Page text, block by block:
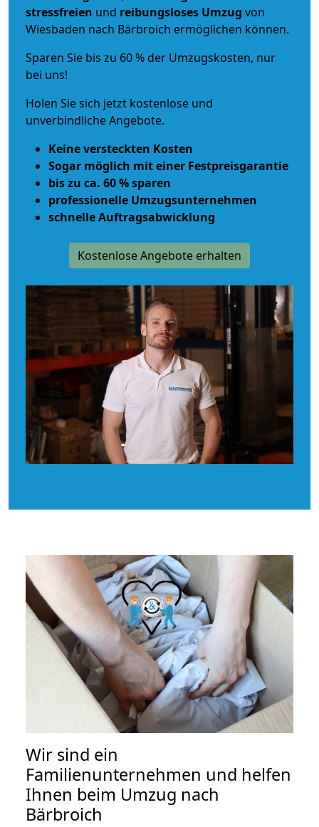
stressfreien und reibungsloses Umzug von
Wiesbaden nach Bärbroich ermöglichen können.
Sparen Sie bis zu 60 % der Umzugskosten, nur
bei uns!
Holen Sie sich jetzt kostenlose und
unverbindliche Angebote.
Keine versteckten Kosten
Sogar möglich mit einer Festpreisgarantie
bis zu ca. 60 % sparen
professionelle Umzugsunternehmen
schnelle Auftragsabwicklung
Kostenlose Angebote erhalten
Wir sind ein
Familienunternehmen und helfen
Ihnen beim Umzug nach
Bärbroich